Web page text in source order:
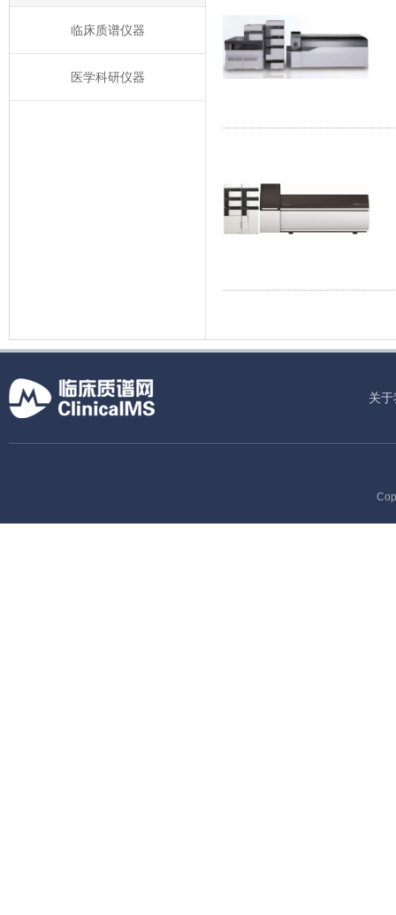
临床质谱仪器
医学科研仪器
关